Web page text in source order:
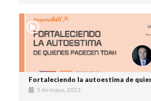
Fortaleciendo la autoestima de
3 de mayo, 2023